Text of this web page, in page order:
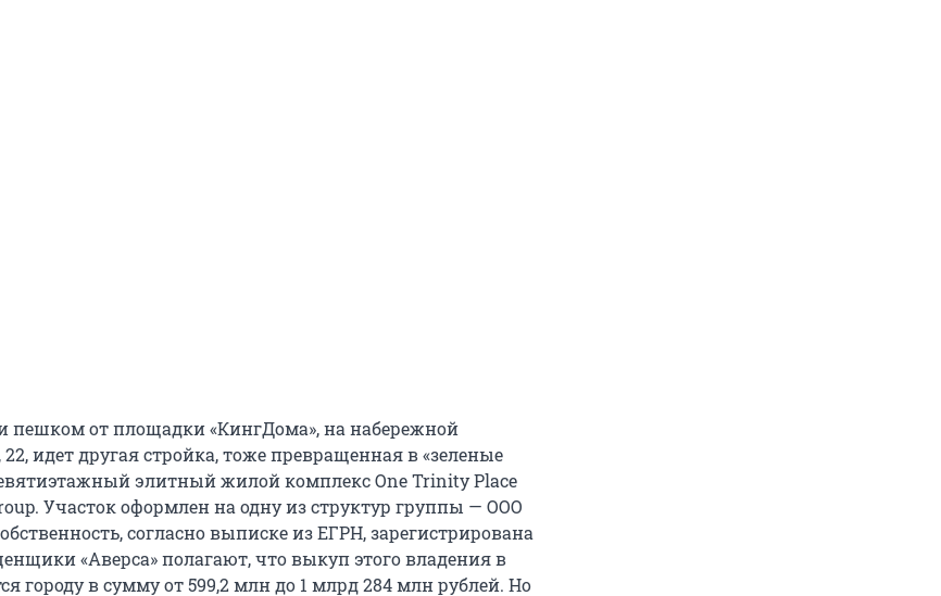
пешком от площадки «КингДома», на набережной
идет другая стройка, тоже превращенная в «зеленые
элитный жилой комплекс One Trinity Place
Участок оформлен на одну из структур группы — ООО
согласно выписке из ЕГРН, зарегистрирована
«Аверса» полагают, что выкуп этого владения в
городу в сумму от 599,2 млн до 1 млрд 284 млн рублей. Но